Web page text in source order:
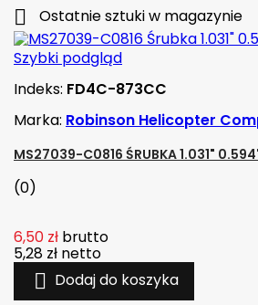
 Ostatnie sztuki w magazynie
Szybki podgląd
Indeks: FD4C-873CC
Marka: Robinson Helicopter
MS27039-C0816 ŚRUBKA 1.031"
(0)
6,50 zł brutto
5,28 zł netto
 Dodaj do koszyka